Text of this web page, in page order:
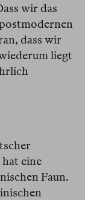
wir das
dass wir
liegt
eine
Faun.